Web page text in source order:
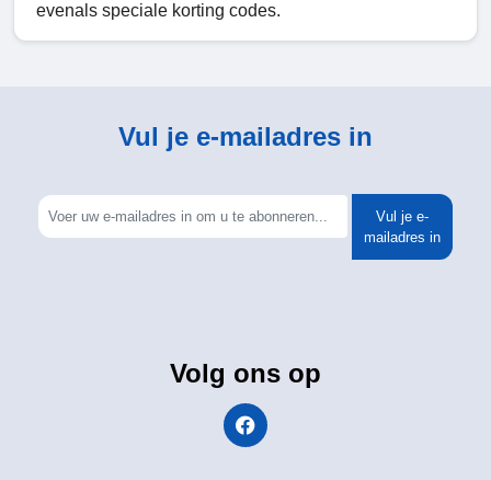
evenals speciale korting codes.
Vul je e-mailadres in
Vul je e-
mailadres in
Volg ons op